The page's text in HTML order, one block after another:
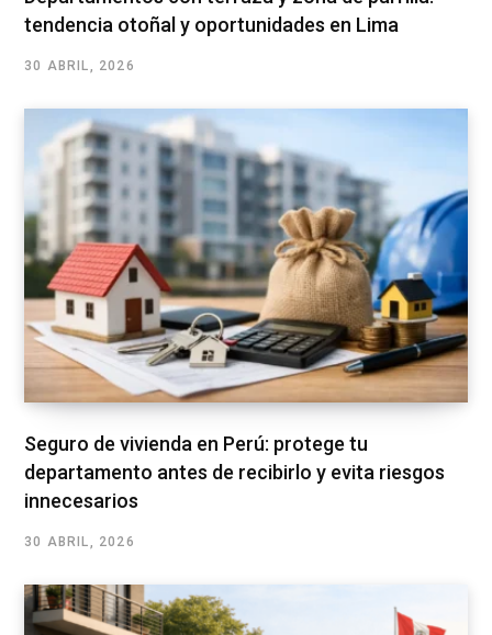
tendencia otoñal y oportunidades en Lima
30 ABRIL, 2026
Seguro de vivienda en Perú: protege tu
departamento antes de recibirlo y evita riesgos
innecesarios
30 ABRIL, 2026